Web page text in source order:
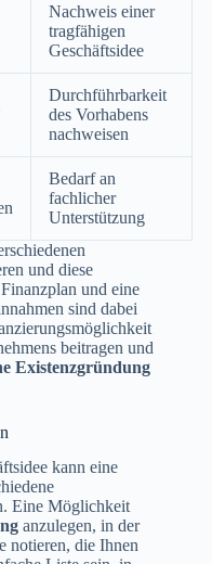
Nachweis einer
tragfähigen
Geschäftsidee
Durchführbarkeit
des Vorhabens
nachweisen
Bedarf an
fachlicher
Unterstützung
und diese
und eine
sind dabei
beitragen und
Existenzgründung
kann eine
Eine Möglichkeit
anzulegen, in der
notieren, die Ihnen